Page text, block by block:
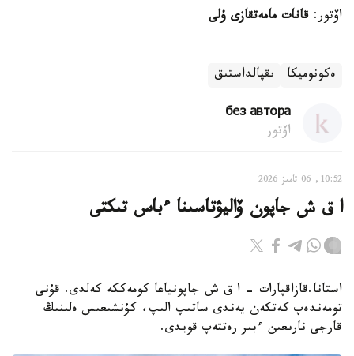
اۆتور: قانات مامەتقازى ۇلى
ەكونوميكا ىقپالداستىق
без автора
اۆتور
10:52, 06 تامىز 2026
ا ق ش جاپون ۆاليۋتاسىنا ءباس تىكتى
استانا.قازاقپارات - ا ق ش جاپونياعا كومەككە كەلدى. قۇنى
تومەندەپ كەتكەن يەندى ساتىپ الىپ، كۇنشىعىس ەلىنىڭ
قارجى نارىعىن ءبىر رەتتەپ قويدى.